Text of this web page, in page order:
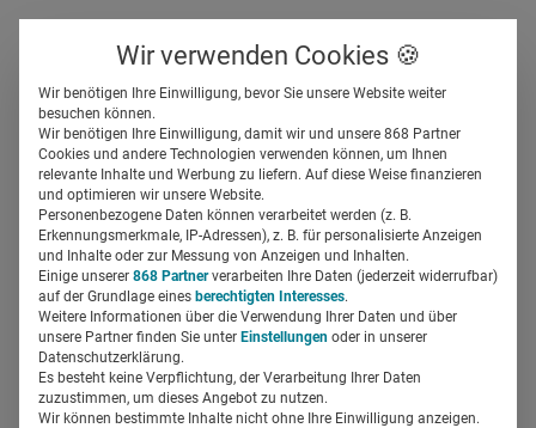
Gespeicherte Beiträge
Suchfeld
Suchen
id infotage dental:
Saisonauftakt in Hamburg
Annika Best03.05.20161 Min Lesezeit
Wir verwenden Cookies 🍪
Wir benötigen Ihre Einwilligung, bevor Sie unsere Website weiter
besuchen können.
Wir benötigen Ihre Einwilligung, damit wir und unsere 868 Partner
Cookies und andere Technologien verwenden können, um Ihnen
relevante Inhalte und Werbung zu liefern. Auf diese Weise finanzieren
und optimieren wir unsere Website.
Personenbezogene Daten können verarbeitet werden (z. B.
Erkennungsmerkmale, IP-Adressen), z. B. für personalisierte Anzeigen
und Inhalte oder zur Messung von Anzeigen und Inhalten.
Einige unserer 868 Partnerverarbeiten Ihre Daten (jederzeit widerrufbar)
auf der Grundlage eines berechtigten Interesses.
Weitere Informationen über die Verwendung Ihrer Daten und über
unsere Partner finden Sie unter Einstellungen oder in unserer
Datenschutzerklärung.
Es besteht keine Verpflichtung, der Verarbeitung Ihrer Daten
zuzustimmen, um dieses Angebot zu nutzen.
Wir können bestimmte Inhalte nicht ohne Ihre Einwilligung anzeigen.